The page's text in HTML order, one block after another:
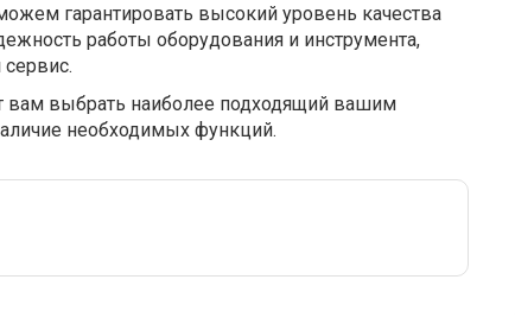
гарантировать высокий уровень качества
работы оборудования и инструмента,
выбрать наиболее подходящий вашим
необходимых функций.